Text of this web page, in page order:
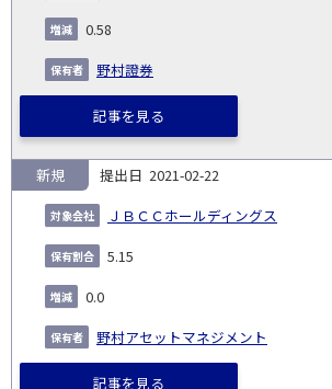
0.58
野村證券
記事を見る
2021-02-22
ＪＢＣＣホールディングス
新規
5.15
0.0
野村アセットマネジメント
記事を見る